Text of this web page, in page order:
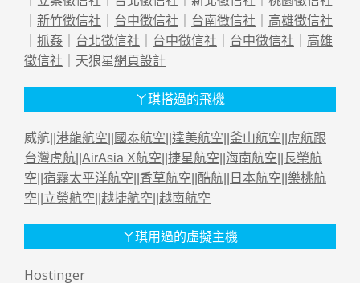
｜ 新竹徵信社 ｜ 台中徵信社 ｜ 台南徵信社 ｜ 高雄徵信社
｜ 抓姦 ｜ 台北徵信社 ｜ 台中徵信社 ｜ 台中徵信社 ｜ 高雄
徵信社 ｜天狼星網頁設計
ㄚ琪搭過的飛機
威航|| 港龍航空 國泰航空 達美航空 釜山航空
虎航跟
台灣虎航 AirAsia X航空 捷星航空 海南航空 長榮航
空 宿霧太平洋航空 香草航空 酷航 日本航空 樂桃航
空 立榮航空 越捷航空 越南航空
ㄚ琪用過的虛擬主機
Hostinger